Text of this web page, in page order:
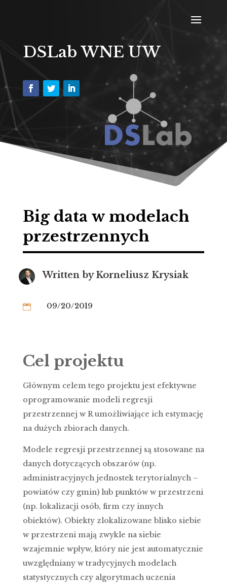
DSLab WNE UW
Big data w modelach
przestrzennych
Written byKorneliusz Krysiak
 09/20/2019
Cel projektu
Głównym celem tego projektu jest efektywne
oprogramowanie modeli regresji
przestrzennej w R umożliwiające ich estymację
na dużych zbiorach danych.
Modele regresji przestrzennej są stosowane na
danych dotyczących obszarów (np.
administracyjnych jednostek terytorialnych –
powiatów czy gmin) lub punktów w przestrzeni
(np. lokalizacji osób, firm czy innych
obiektów). Obiekty zlokalizowane blisko siebie
w przestrzeni mają zwykle na siebie
wzajemnie wpływ, który nie jest automatycznie
uwzględniany w tradycyjnych modelach
statystycznych czy algorytmach uczenia